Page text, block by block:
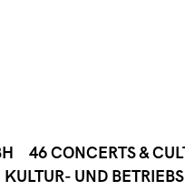
46 CONCERTS &
UND